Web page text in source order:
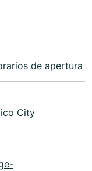
de apertura
City